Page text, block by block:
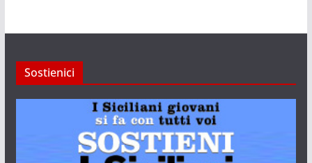
Sostienici